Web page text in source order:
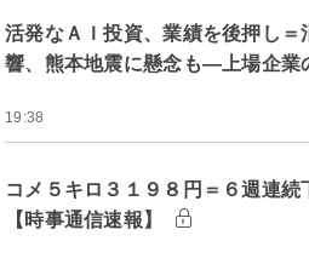
活発なＡＩ投資、業績を後押し＝
響、熊本地震に懸念も―上場企
19:38
コメ５キロ３１９８円＝６週連
【時事通信速報】